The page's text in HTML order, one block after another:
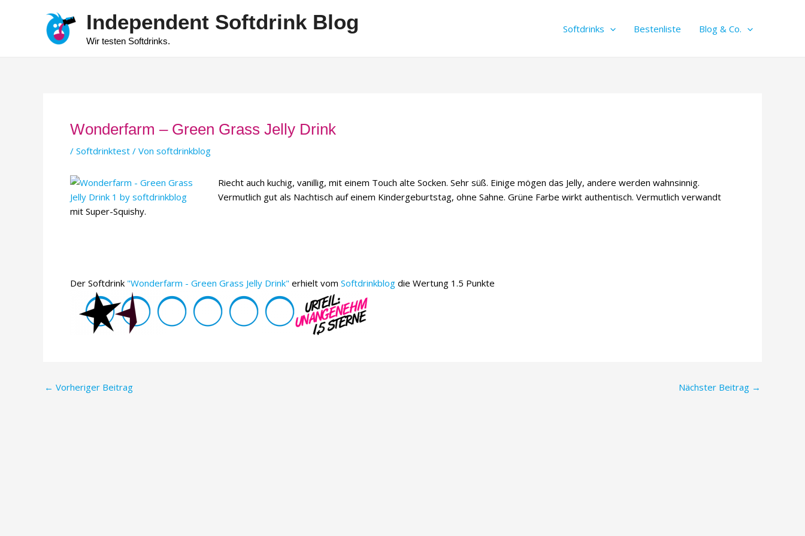
Independent Softdrink Blog
Wir testen Softdrinks.
Softdrinks Bestenliste Blog & Co.
Wonderfarm – Green Grass Jelly Drink
/ Softdrinktest / Von softdrinkblog
Riecht auch kuchig, vanillig, mit einem Touch alte Socken. Sehr süß. Einige mögen das Jelly, andere werden wahnsinnig.
Vermutlich gut als Nachtisch auf einem Kindergeburtstag, ohne Sahne. Grüne Farbe wirkt authentisch. Vermutlich verwandt
mit Super-Squishy.
Der Softdrink "Wonderfarm - Green Grass Jelly Drink" erhielt vom Softdrinkblog die Wertung 1.5 Punkte
Post
← Vorheriger Beitrag Nächster Beitrag →